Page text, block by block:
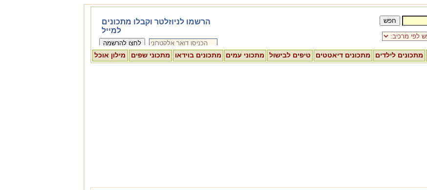
מתכונים לילדים מתכונים דיאטטים טיפים לבישול מתכוני עמים מתכונים בוידאו מתכוני שפים מילון אוכל